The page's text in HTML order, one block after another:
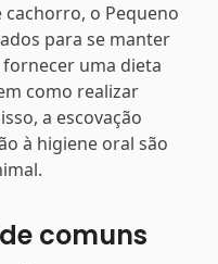
o Pequeno
para se manter
uma dieta
como realizar
a escovação
à higiene oral são
comuns